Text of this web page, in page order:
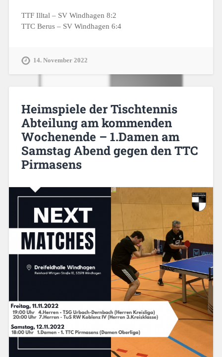
TTF Illtal – SV Windhagen 8:2
TTC Berus – SV Windhagen 6:4
14. November 2022
Heimspiele der Tischtennis
Abteilung am kommenden
Wochenende – 1.Damen am
Samstag Abend gegen den TTC
Pirmasens